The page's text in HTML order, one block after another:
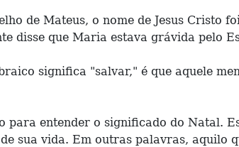
de Mateus, o nome de Jesus Cristo
disse que Maria estava grávida pelo
significa "salvar," é que aquele
para entender o significado do Natal.
sua vida. Em outras palavras, aquilo